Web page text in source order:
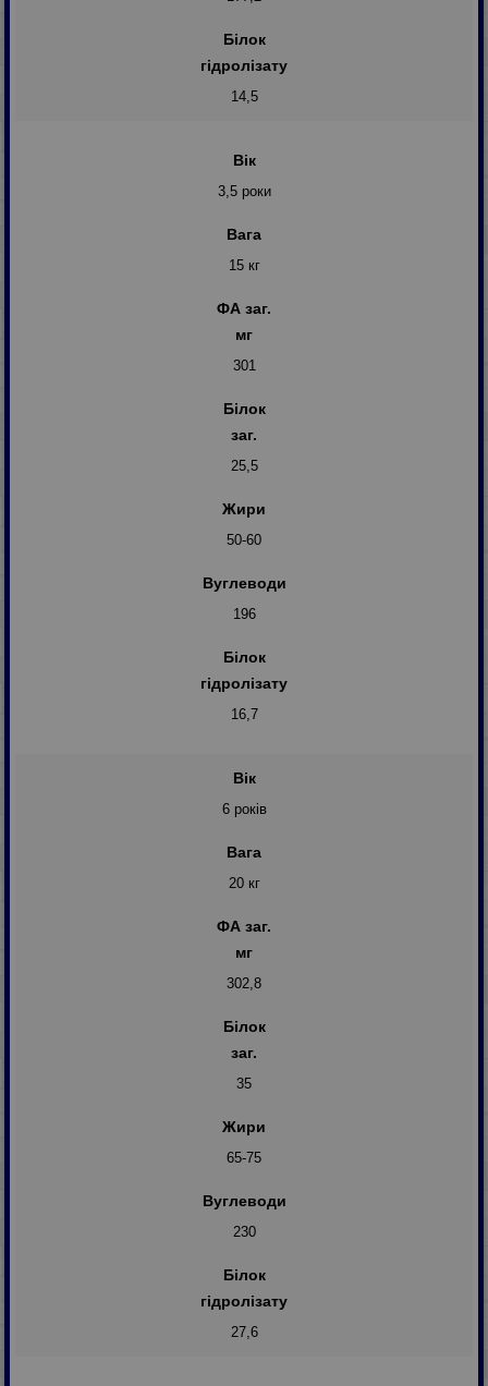
Білок
гідролізату
14,5
Вік
3,5 роки
Вага
15 кг
ФА заг.
мг
301
Білок
заг.
25,5
Жири
50-60
Вуглеводи
196
Білок
гідролізату
16,7
Вік
6 років
Вага
20 кг
ФА заг.
мг
302,8
Білок
заг.
35
Жири
65-75
Вуглеводи
230
Білок
гідролізату
27,6